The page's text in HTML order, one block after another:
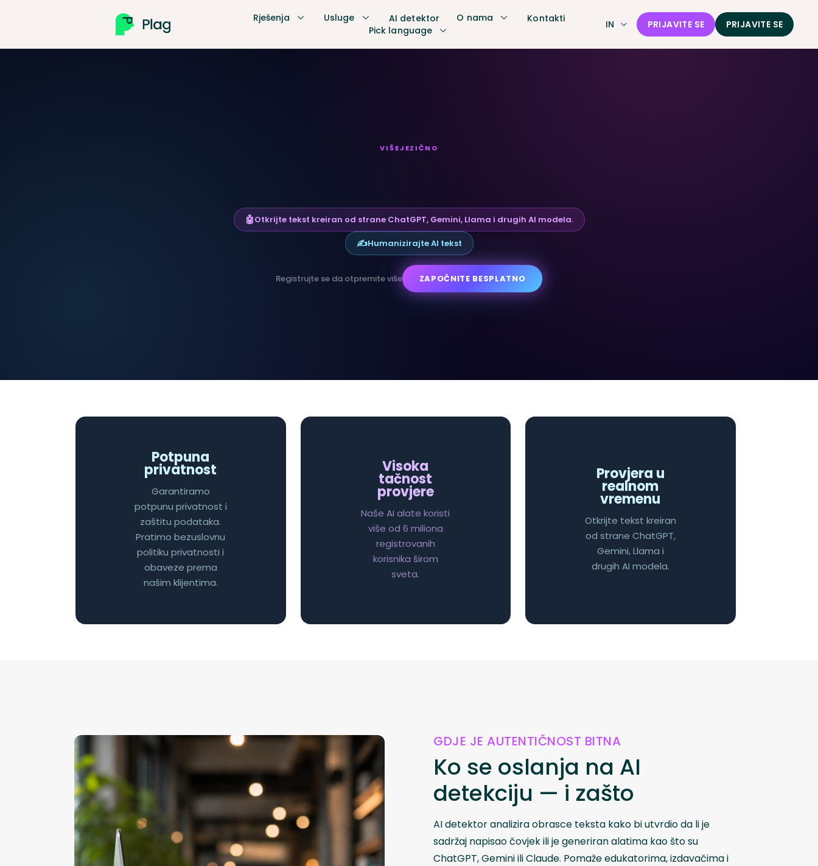
Rješenja Usluge AI detektor O nama
Kontakti
Pick language
IN PRIJAVITE SE PRIJAVITE SE
VIŠEJEZIČNO
🤖Otkrijte tekst kreiran od strane ChatGPT, Gemini, Llama i drugih AI modela.
✍️Humanizirajte AI tekst
Registrujte se da otpremite više ZAPOČNITE BESPLATNO
Potpuna
privatnost
Garantiramo
potpunu privatnost i
zaštitu podataka.
Pratimo bezuslovnu
politiku privatnosti i
obaveze prema
našim klijentima.
Visoka
tačnost
provjere
Naše AI alate koristi
više od 6 miliona
registrovanih
korisnika širom
sveta.
Provjera u
realnom
vremenu
Otkrijte tekst kreiran
od strane ChatGPT,
Gemini, Llama i
drugih AI modela.
GDJE JE AUTENTIČNOST BITNA
Ko se oslanja na AI
detekciju — i zašto
AI detektor analizira obrasce teksta kako bi utvrdio da li je
sadržaj napisao čovjek ili je generiran alatima kao što su
ChatGPT, Gemini ili Claude. Pomaže edukatorima, izdavačima i